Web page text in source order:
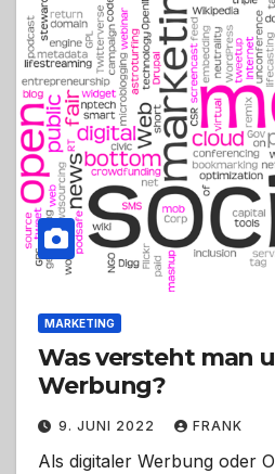
MARKETING
Was versteht man
Werbung?
9. JUNI 2022 FRANK
Als digitaler Werbung oder